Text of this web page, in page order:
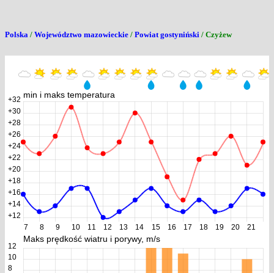
Polska / Województwo mazowieckie / Powiat gostyniński / Czyżew
min i maks temperatura
7 8 9 10 11 12 13 14 15 16 17 18 19 20 21
+12
+14
+16
+18
+20
+22
+24
+26
+28
+30
+32
Maks prędkość wiatru i porywy, m/s
8
10
12